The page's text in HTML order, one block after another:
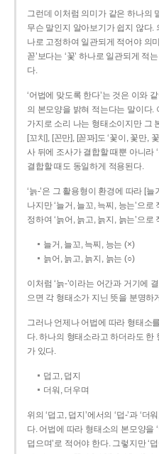
그런데 이처럼 의미가 같은 하나의
무슨 말인지 알아보기가 쉽지 않다.
나로 고정하여 일관되게 적어야 의
꼳’보다는 ‘꽃’ 하나로 일관되게 적
다.
‘어법에 맞도록 한다’는 것은 이와
의 본모양을 밝혀 적는다는 말이다.
가지로 소리 나는 형태소이지만 그
[꼬치], [꼰만], [꼳꽈]도 ‘꽃이, 꽃만,
사 뒤에 조사가 결합할 때뿐 아니라
결합할 때도 동일하게 적용된다.
‘늙-’은 그 활용형이 환경에 따라 [늘
나지만 ‘늘거, 늘꼬, 늑찌, 능는’으로
정하여 ‘늙어, 늙고, 늙지, 늙는’으로
늘거, 늘꼬, 늑찌, 능는 (×)
늙어, 늙고, 늙지, 늙는 (○)
이처럼 ‘늙-­’이라는 어간과 거기에
으면 각 형태소가 지닌 뜻을 분명하
그러나 언제나 어법에 따라 형태소
다. 하나의 형태소라고 하더라도 한
가 있다.
덥고, 덥지
더워, 더우며
위의 ‘덥고, 덥지’에서의 ‘덥-­’과 ‘더
다. 어법에 따라 형태소의 본모양을
덥으며’로 적어야 한다. 그렇지만 ‘